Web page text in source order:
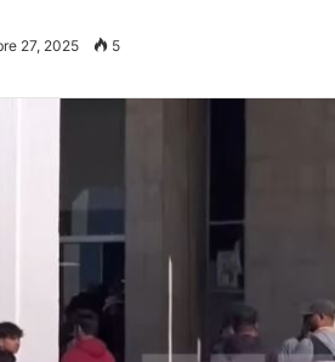
27, 2025 5